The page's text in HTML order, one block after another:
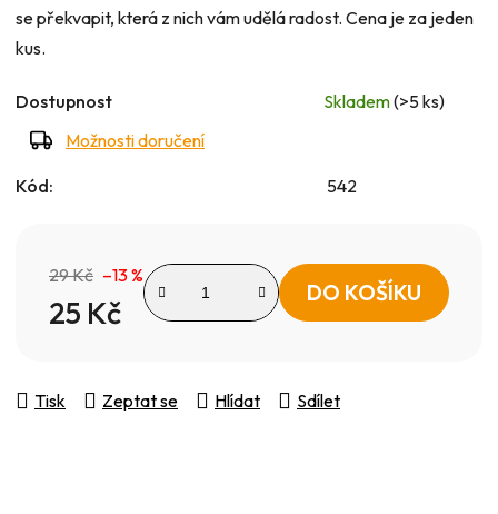
se překvapit, která z nich vám udělá radost. Cena je za jeden
kus.
Dostupnost Skladem(>5 ks)
Možnosti doručení
Kód: 542
29 Kč –13 %
25 Kč
DO KOŠÍKU
Tisk Zeptat se Hlídat Sdílet